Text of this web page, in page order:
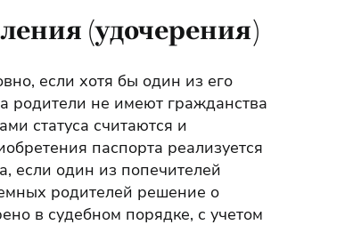
(удочерения)
если хотя бы один из его
родители не имеют гражданства
статуса считаются и
паспорта реализуется
если один из попечителей
родителей решение о
в судебном порядке, с учетом